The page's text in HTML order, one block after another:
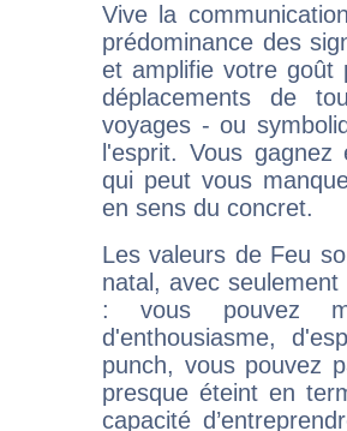
Vive la
prédominance des
et amplifie votre goût
déplacements de
voyages - ou
l'esprit. Vous
qui peut vous
en sens du concret.
Les valeurs de Feu
natal, avec
: vous pouvez
d'enthousiasme,
punch, vous pouvez
presque éteint en
capacité